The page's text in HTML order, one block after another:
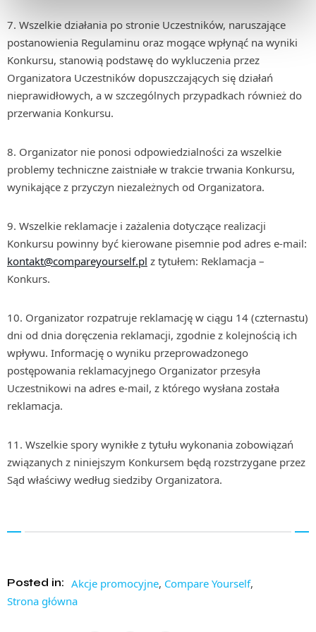
7. Wszelkie działania po stronie Uczestników, naruszające
postanowienia Regulaminu oraz mogące wpłynąć na wyniki
Konkursu, stanowią podstawę do wykluczenia przez
Organizatora Uczestników dopuszczających się działań
nieprawidłowych, a w szczególnych przypadkach również do
przerwania Konkursu.
8. Organizator nie ponosi odpowiedzialności za wszelkie
problemy techniczne zaistniałe w trakcie trwania Konkursu,
wynikające z przyczyn niezależnych od Organizatora.
9. Wszelkie reklamacje i zażalenia dotyczące realizacji
Konkursu powinny być kierowane pisemnie pod adres e-mail:
kontakt@compareyourself.pl z tytułem: Reklamacja –
Konkurs.
10. Organizator rozpatruje reklamację w ciągu 14 (czternastu)
dni od dnia doręczenia reklamacji, zgodnie z kolejnością ich
wpływu. Informację o wyniku przeprowadzonego
postępowania reklamacyjnego Organizator przesyła
Uczestnikowi na adres e-mail, z którego wysłana została
reklamacja.
11. Wszelkie spory wynikłe z tytułu wykonania zobowiązań
związanych z niniejszym Konkursem będą rozstrzygane przez
Sąd właściwy według siedziby Organizatora.
Posted in: Akcje promocyjne, Compare Yourself,
Strona główna